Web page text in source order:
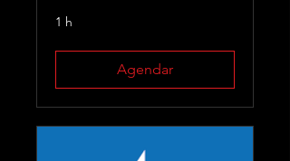
1 h
Agendar